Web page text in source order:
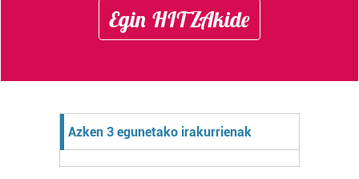
Egin HITZAkide
Azken 3 egunetako irakurrienak